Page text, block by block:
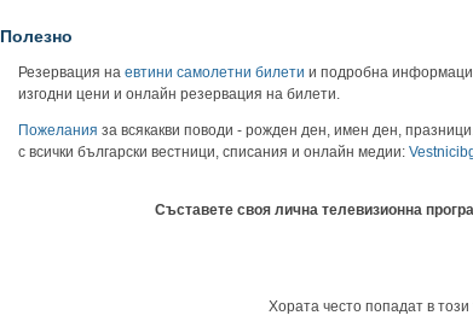
Полезно
Резервация на евтини самолетни билети и подробна
изгодни цени и онлайн резервация на билети.
Пожелания за всякакви поводи - рожден ден, имен ден,
с всички български вестници, списания и онлайн медии:
Съставете своя лична телевизионна
Хората често попадат в този